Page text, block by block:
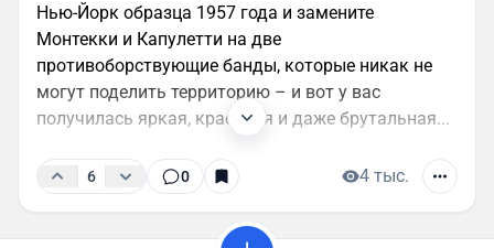
Нью-Йорк образца 1957 года и замените
Монтекки и Капулетти на две
противоборствующие банды, которые никак не
могут поделить территорию – и вот у вас
получилась яркая, красивая и даже брутальная...
6 0 4 тыс.